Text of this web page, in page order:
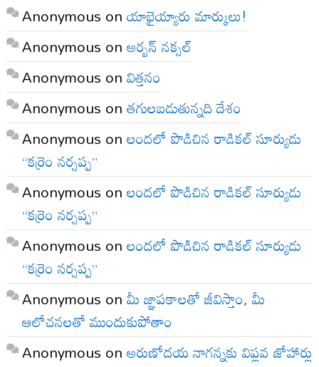
Anonymous onయాభైయ్యారు మార్కులు!
Anonymous onఅర్బన్ నక్సల్
Anonymous onవిత్తనం
Anonymous onతగులబడుతున్నది దేశం
Anonymous onలందలో పొడిచిన రాడికల్ సూర్యుడు
“కర్రెం నర్సప్ప”
Anonymous onలందలో పొడిచిన రాడికల్ సూర్యుడు
“కర్రెం నర్సప్ప”
Anonymous onలందలో పొడిచిన రాడికల్ సూర్యుడు
“కర్రెం నర్సప్ప”
Anonymous onమీ జ్ఞాపకాలతో జీవిస్తాం, మీ
ఆలోచనలతో ముందుకుపోతాం
Anonymous onఅరుణోదయ నాగన్నకు విప్లవ జోహార్లు